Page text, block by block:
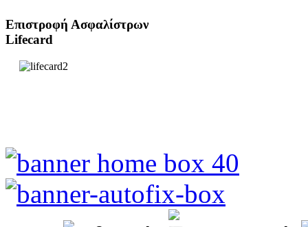
Επιστροφή Ασφαλίστρων
Lifecard